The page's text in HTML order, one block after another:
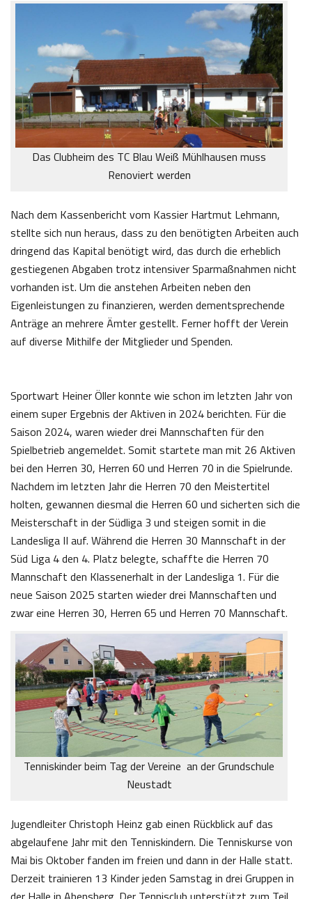
Das Clubheim des TC Blau Weiß Mühlhausen muss
Renoviert werden
Nach dem Kassenbericht vom Kassier Hartmut Lehmann,
stellte sich nun heraus, dass zu den benötigten Arbeiten auch
dringend das Kapital benötigt wird, das durch die erheblich
gestiegenen Abgaben trotz intensiver Sparmaßnahmen nicht
vorhanden ist. Um die anstehen Arbeiten neben den
Eigenleistungen zu finanzieren, werden dementsprechende
Anträge an mehrere Ämter gestellt. Ferner hofft der Verein
auf diverse Mithilfe der Mitglieder und Spenden.
Sportwart Heiner Öller konnte wie schon im letzten Jahr von
einem super Ergebnis der Aktiven in 2024 berichten. Für die
Saison 2024, waren wieder drei Mannschaften für den
Spielbetrieb angemeldet. Somit startete man mit 26 Aktiven
bei den Herren 30, Herren 60 und Herren 70 in die Spielrunde.
Nachdem im letzten Jahr die Herren 70 den Meistertitel
holten, gewannen diesmal die Herren 60 und sicherten sich die
Meisterschaft in der Südliga 3 und steigen somit in die
Landesliga II auf. Während die Herren 30 Mannschaft in der
Süd Liga 4 den 4. Platz belegte, schaffte die Herren 70
Mannschaft den Klassenerhalt in der Landesliga 1. Für die
neue Saison 2025 starten wieder drei Mannschaften und
zwar eine Herren 30, Herren 65 und Herren 70 Mannschaft.
Tenniskinder beim Tag der Vereine an der Grundschule
Neustadt
Jugendleiter Christoph Heinz gab einen Rückblick auf das
abgelaufene Jahr mit den Tenniskindern. Die Tenniskurse von
Mai bis Oktober fanden im freien und dann in der Halle statt.
Derzeit trainieren 13 Kinder jeden Samstag in drei Gruppen in